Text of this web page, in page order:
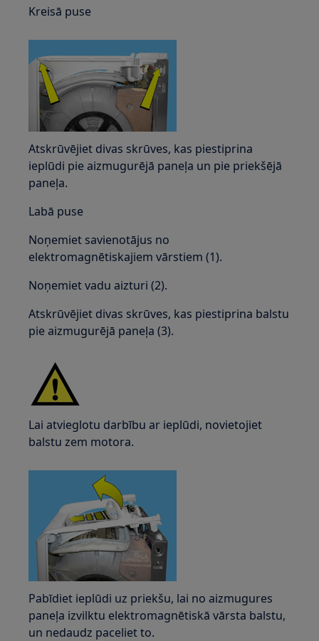
Kreisā puse
Atskrūvējiet divas skrūves, kas piestiprina
ieplūdi pie aizmugurējā paneļa un pie priekšējā
paneļa.
Labā puse
Noņemiet savienotājus no
elektromagnētiskajiem vārstiem (1).
Noņemiet vadu aizturi (2).
Atskrūvējiet divas skrūves, kas piestiprina balstu
pie aizmugurējā paneļa (3).
Lai atvieglotu darbību ar ieplūdi, novietojiet
balstu zem motora.
Pabīdiet ieplūdi uz priekšu, lai no aizmugures
paneļa izvilktu elektromagnētiskā vārsta balstu,
un nedaudz paceliet to.